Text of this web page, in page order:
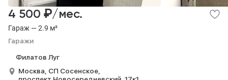
Гараж — 2.9 м²
Гаражи
4 500 ₽/мес.
Филатов Луг
Москва, СП Сосенское,